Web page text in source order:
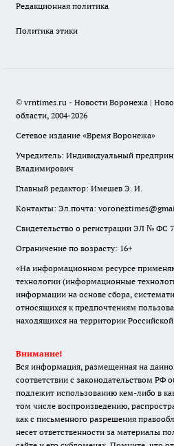
Редакционная политика
Политика этики
© vrntimes.ru - Новости Воронежа |
области, 2004-2026
Сетевое издание «Время Воронежа»
Учредитель: Индивидуальный
Владимирович
Главный редактор: Имешев Э. И.
Контакты: Эл.почта:
Свидетельство о регистрации ЭЛ № ФС
Ограничение по возрасту: 16+
«На информационном ресурсе
технологии (информационные
информации на основе сбора,
относящихся к предпочтениям
находящихся на территории
Внимание!
Вся информация, размещенная на
соответствии с законодательством РФ
подлежит использованию кем-либо в
том числе воспроизведению,
как с письменного разрешения
несет ответственности за материалы